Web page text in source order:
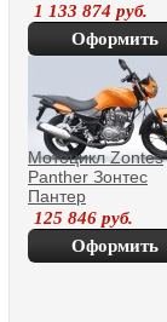
1 133 874 руб.
Оформить
покупку
Мотоцикл Zontes
Panther Зонтес
Пантер
125 846 руб.
Оформить